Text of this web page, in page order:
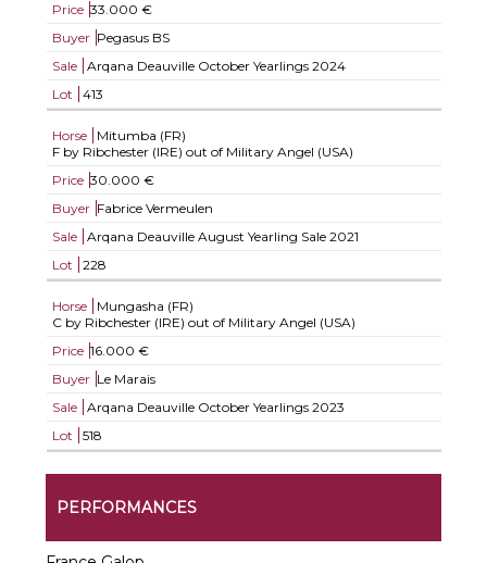
Price 33.000 €
Buyer Pegasus BS
Sale
Arqana Deauville October Yearlings 2024
Lot
413
Horse
Mitumba (FR)
F by Ribchester (IRE) out of Military Angel (USA)
Price 30.000 €
Buyer Fabrice Vermeulen
Sale
Arqana Deauville August Yearling Sale 2021
Lot
228
Horse
Mungasha (FR)
C by Ribchester (IRE) out of Military Angel (USA)
Price 16.000 €
Buyer Le Marais
Sale
Arqana Deauville October Yearlings 2023
Lot
518
PERFORMANCES